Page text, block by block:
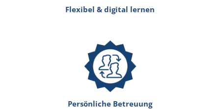
Flexibel & digital lernen
Persönliche Betreuung